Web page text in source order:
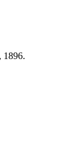
1896.